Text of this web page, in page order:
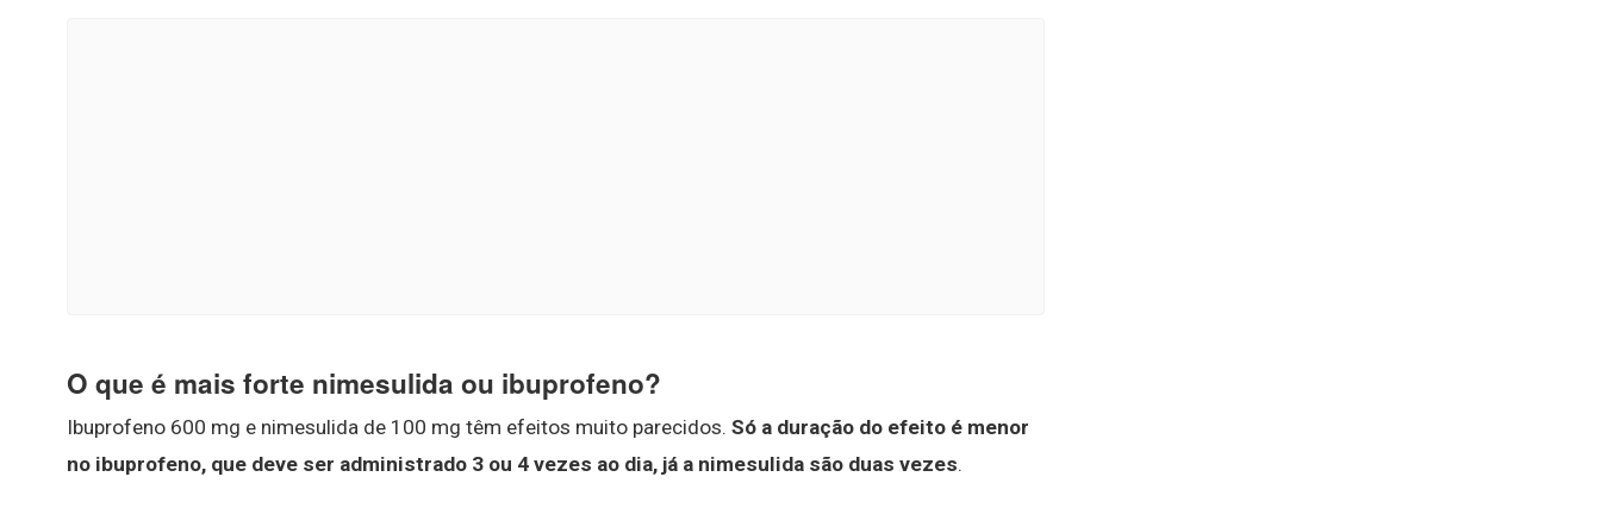
O que é mais forte nimesulida ou ibuprofeno?
Ibuprofeno 600 mg e nimesulida de 100 mg têm efeitos muito parecidos. Só a duração do efeito é menor
no ibuprofeno, que deve ser administrado 3 ou 4 vezes ao dia, já a nimesulida são duas vezes.